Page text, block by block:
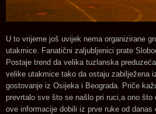
U to vrijeme još uvijek nema organizirane
utakmice. Fanatični zaljubljenici prate
Postaje trend da velika tuzlanska
velike utakmice tako da ostaju zabilježena
gostovanje iz Osijeka i Beograda. Priče
prevrtalo sve što se našlo pri ruci,a ono što
ove informacije dobili iz prve ruke od danas